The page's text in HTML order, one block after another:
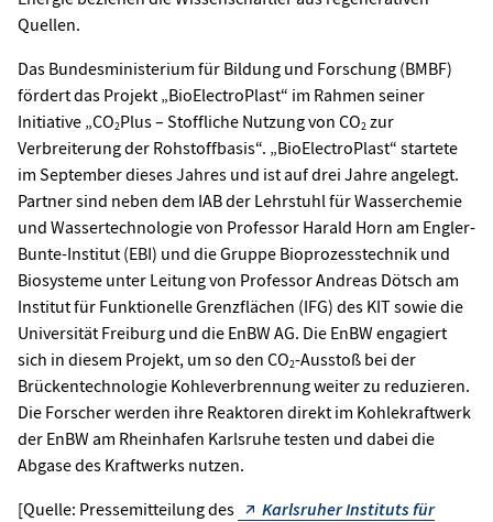
Quellen.
Das Bundesministerium für Bildung und Forschung (BMBF)
fördert das Projekt „BioElectroPlast“ im Rahmen seiner
Initiative „CO2Plus – Stoffliche Nutzung von CO2 zur
Verbreiterung der Rohstoffbasis“. „BioElectroPlast“ startete
im September dieses Jahres und ist auf drei Jahre angelegt.
Partner sind neben dem IAB der Lehrstuhl für Wasserchemie
und Wassertechnologie von Professor Harald Horn am Engler-
Bunte-Institut (EBI) und die Gruppe Bioprozesstechnik und
Biosysteme unter Leitung von Professor Andreas Dötsch am
Institut für Funktionelle Grenzflächen (IFG) des KIT sowie die
Universität Freiburg und die EnBW AG. Die EnBW engagiert
sich in diesem Projekt, um so den CO2-Ausstoß bei der
Brückentechnologie Kohleverbrennung weiter zu reduzieren.
Die Forscher werden ihre Reaktoren direkt im Kohlekraftwerk
der EnBW am Rheinhafen Karlsruhe testen und dabei die
Abgase des Kraftwerks nutzen.
[Quelle: Pressemitteilung des
Karlsruher Instituts für